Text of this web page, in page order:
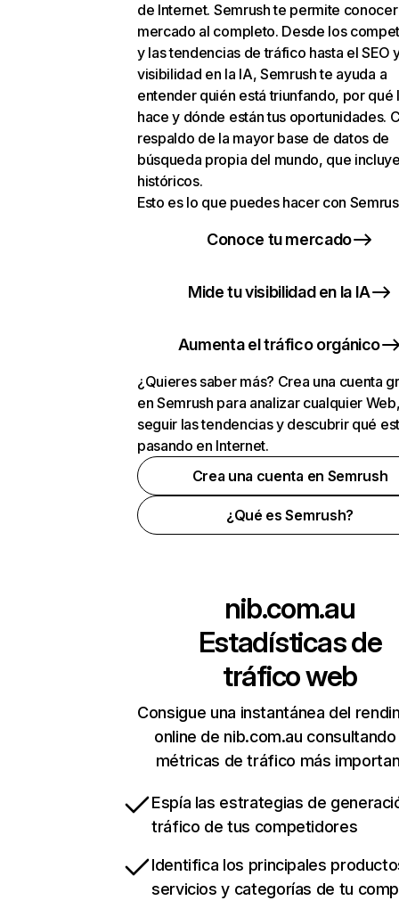
de Internet. Semrush te permite
mercado al completo. Desde los
y las tendencias de tráfico hasta el SEO
visibilidad en la IA, Semrush te ayuda a
entender quién está triunfando, por qué
hace y dónde están tus oportunidades.
respaldo de la mayor base de datos de
búsqueda propia del mundo, que
históricos.
Esto es lo que puedes hacer con
Conoce tu mercado
Mide tu visibilidad en la IA
Aumenta el tráfico orgánico
¿Quieres saber más? Crea una cuenta
en Semrush para analizar cualquier
seguir las tendencias y descubrir qué
pasando en Internet.
Crea una cuenta en Semrush
¿Qué es Semrush?
nib.com.au
Estadísticas de
tráfico web
Consigue una instantánea del
online de nib.com.au
métricas de tráfico más
Espía las estrategias de
tráfico de tus competidores
Identifica los principales
servicios y categorías de tu